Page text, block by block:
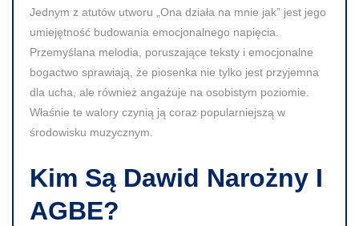
Jednym z atutów utworu „Ona działa na mnie jak” jest jego
umiejętność budowania emocjonalnego napięcia.
Przemyślana melodia, poruszające teksty i emocjonalne
bogactwo sprawiają, że piosenka nie tylko jest przyjemna
dla ucha, ale również angażuje na osobistym poziomie.
Właśnie te walory czynią ją coraz popularniejszą w
środowisku muzycznym.
Kim Są Dawid Narożny I
AGBE?